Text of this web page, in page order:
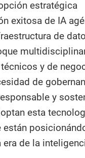
estratégica
exitosa de IA
de
y de
de
y
esta
de la